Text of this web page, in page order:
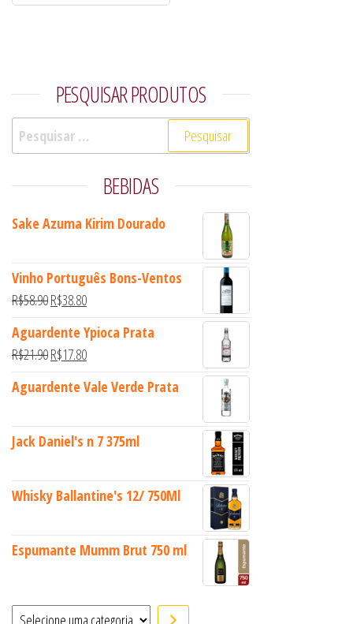
PESQUISAR PRODUTOS
Pesquisar por:
BEBIDAS
Sake Azuma Kirim Dourado
Vinho Português Bons-Ventos
R$58.90O preço original era: R$58.90.
R$38.80O preço atual é: R$38.80.
Aguardente Ypioca Prata
R$21.90O preço original era: R$21.90.
R$17.80O preço atual é: R$17.80.
Aguardente Vale Verde Prata
Jack Daniel's n 7 375ml
Whisky Ballantine's 12/ 750Ml
Espumante Mumm Brut 750 ml
Selecione uma categoria